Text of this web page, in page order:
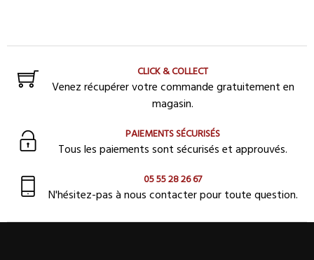
CLICK & COLLECT
Venez récupérer votre commande gratuitement en
magasin.
PAIEMENTS SÉCURISÉS
Tous les paiements sont sécurisés et approuvés.
05 55 28 26 67
N'hésitez-pas à nous contacter pour toute question.